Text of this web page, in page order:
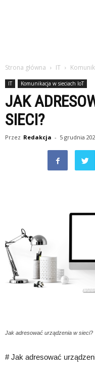
Strona główna IT
IT Komunikacja w sieciach IoT
JAK
SIECI?
Przez Redakcja - 5 grudnia
Jak adresować urządzenia w sieci?
# Jak adresować